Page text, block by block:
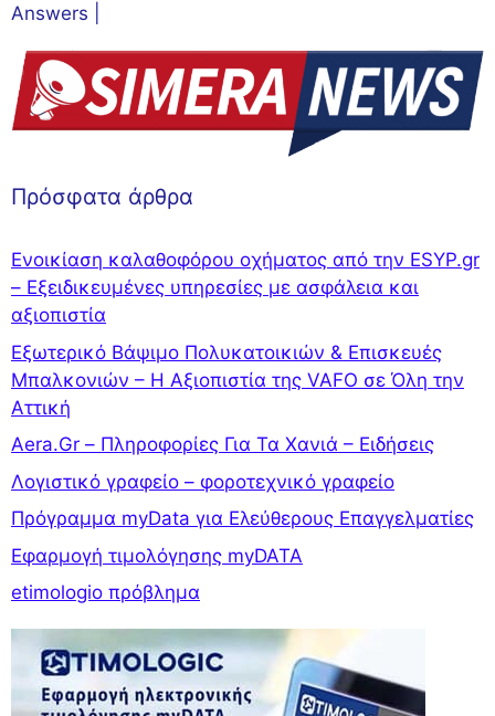
Answers
Πρόσφατα άρθρα
Ενοικίαση καλαθοφόρου οχήματος από την ESYP.gr
– Εξειδικευμένες υπηρεσίες με ασφάλεια και
αξιοπιστία
Εξωτερικό Βάψιμο Πολυκατοικιών & Επισκευές
Μπαλκονιών – Η Αξιοπιστία της VAFO σε Όλη την
Αττική
Aera.Gr – Πληροφορίες Για Τα Χανιά – Ειδήσεις
Λογιστικό γραφείο – φοροτεχνικό γραφείο
Πρόγραμμα myData για Ελεύθερους Επαγγελματίες
Εφαρμογή τιμολόγησης myDATA
etimologio πρόβλημα